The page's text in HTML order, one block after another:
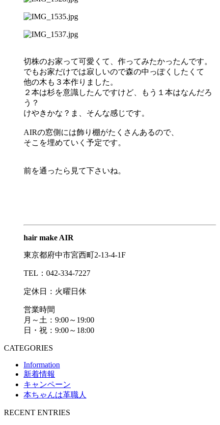
切株のお家って可愛くて、作ってみたかったんです。
でもお家だけでは寂しいので森の中っぽくしたくて
他の木も３本作りました。
２本は杉を意識したんですけど、もう１本はなんだろ
う？
けやきかな？ま、そんな感じです。
AIRの窓側には飾り棚がたくさんあるので、
そこを埋めていく予定です。
前を通ったら見て下さいね。
hair make AIR
東京都府中市宮西町2-13-4-1F
TEL：042-334-7227
定休日：火曜日休
営業時間
月～土：9:00～19:00
日・祝：9:00～18:00
CATEGORIES
Information
新着情報
キャンペーン
本ちゃんは革職人
RECENT ENTRIES